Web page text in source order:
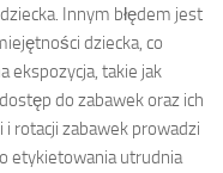
Innym błędem jest
dziecka, co
ekspozycja, takie jak
do zabawek oraz ich
i rotacji zabawek prowadzi
etykietowania utrudnia